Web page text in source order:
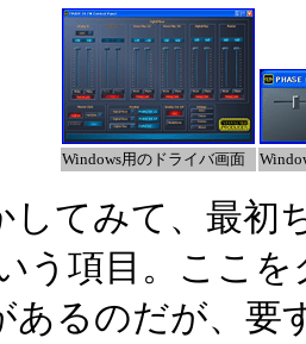
Windows用のドライバ画面
てみて、最初
う項目。ここ
あるのだが、要